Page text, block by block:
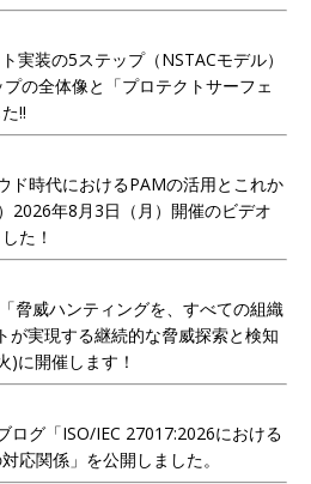
実装の5ステップ（NSTACモデル）
全体像と「プロテクトサーフェ
!!
ド時代におけるPAMの活用とこれか
2026年8月3日（月）開催のビデオ
た！
脅威ハンティングを、すべての組織
が実現する継続的な脅威探索と検知
)に開催します！
ログ「ISO/IEC 27017:2026における
応関係」を公開しました。